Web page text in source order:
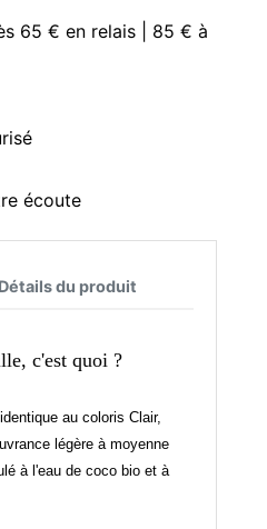
65 € en relais | 85 € à
écoute
Détails du produit
c'est quoi ?
au coloris Clair,
légère à moyenne
à l'eau de coco bio et à